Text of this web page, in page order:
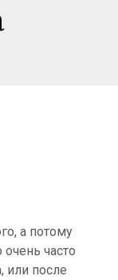
а потому
часто
или после